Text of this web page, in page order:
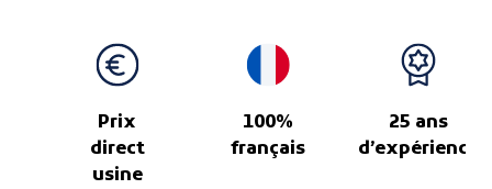
Prix
direct
usine
100%
français
25 ans
d’expérience